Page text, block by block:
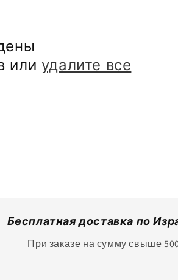
или удалите все
Бесплатная доставка по
При заказе на сумму свыше